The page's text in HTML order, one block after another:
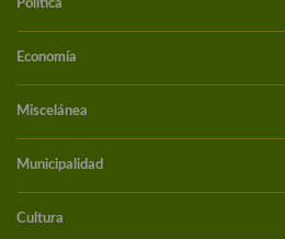
Política
Economía
Miscelánea
Municipalidad
Cultura